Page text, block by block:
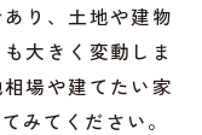
り、土地や建物
大きく変動しま
場や建てたい家
みてください。